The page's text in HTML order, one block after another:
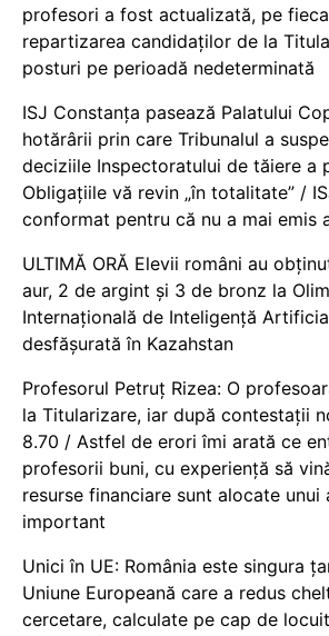
profesori a fost actualizată, pe
repartizarea candidaților de la
posturi pe perioadă nedeterminată
ISJ Constanța pasează Palatului
hotărârii prin care Tribunalul a
deciziile Inspectoratului de tăiere a
Obligațiile vă revin „în totalitate” /
conformat pentru că nu a mai emis
ULTIMĂ ORĂ Elevii români au
aur, 2 de argint și 3 de bronz la
Internațională de Inteligență
desfășurată în Kazahstan
Profesorul Petruț Rizea: O
la Titularizare, iar după contestații
8.70 / Astfel de erori îmi arată ce
profesorii buni, cu experiență să
resurse financiare sunt alocate
important
Unici în UE: România este singura
Uniune Europeană care a redus
cercetare, calculate pe cap de